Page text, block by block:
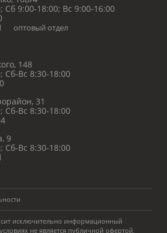
Сб 9:00-18:00; Вс 9:00-16:00
оптовый отдел
148
Сб-Вс 8:30-18:00
31
Сб-Вс 8:30-18:00
9
Сб-Вс 8:30-18:00
исключительно информационный
не является публичной офертой,